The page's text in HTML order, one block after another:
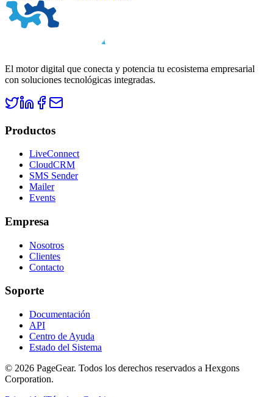
El motor digital que conecta y potencia tu ecosistema empresarial
con soluciones tecnológicas integradas.
Productos
LiveConnect
CloudCRM
SMS Sender
Mailer
Events
Empresa
Nosotros
Clientes
Contacto
Soporte
Documentación
API
Centro de Ayuda
Estado del Sistema
© 2026 PageGear. Todos los derechos reservados a Hexgons
Corporation.